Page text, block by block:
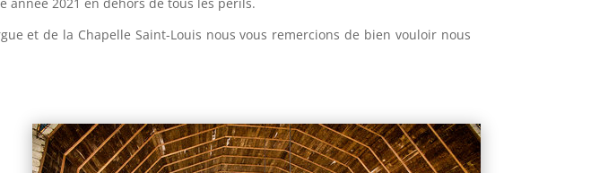
et de la Chapelle Saint-Louis nous vous remercions de bien vouloir nous